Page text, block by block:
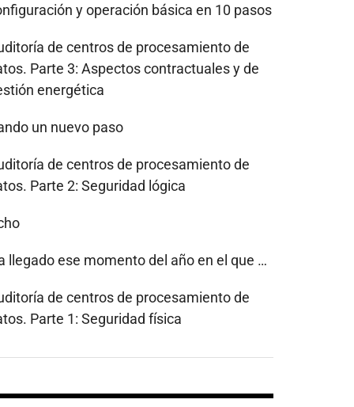
y operación básica en 10 pasos
de centros de procesamiento de
Parte 3: Aspectos contractuales y de
energética
un nuevo paso
de centros de procesamiento de
Parte 2: Seguridad lógica
llegado ese momento del año en el que …
de centros de procesamiento de
Parte 1: Seguridad física